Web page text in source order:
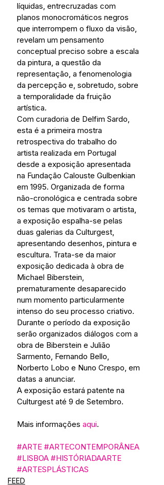
líquidas, entrecruzadas com
planos monocromáticos negros
que interrompem o fluxo da visão,
revelam um pensamento
conceptual preciso sobre a escala
da pintura, a questão da
representação, a fenomenologia
da percepção e, sobretudo, sobre
a temporalidade da fruição
artística.
Com curadoria de Delfim Sardo,
esta é a primeira mostra
retrospectiva do trabalho do
artista realizada em Portugal
desde a exposição apresentada
na Fundação Calouste Gulbenkian
em 1995. Organizada de forma
não-cronológica e centrada sobre
os temas que motivaram o artista,
a exposição espalha-se pelas
duas galerias da Culturgest,
apresentando desenhos, pintura e
escultura. Trata-se da maior
exposição dedicada à obra de
Michael Biberstein,
prematuramente desaparecido
num momento particularmente
intenso do seu processo criativo.
Durante o período da exposição
serão organizados diálogos com a
obra de Biberstein e Julião
Sarmento, Fernando Bello,
Norberto Lobo e Nuno Crespo, em
datas a anunciar.
A exposição estará patente na
Culturgest até 9 de Setembro.
Mais informações aqui.
#ARTE #ARTECONTEMPORÂNEA
#LISBOA #HISTÓRIADAARTE
#ARTESPLÁSTICAS
FEED